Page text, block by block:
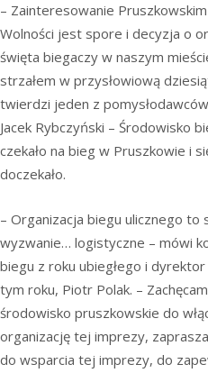
– Zainteresowanie
Wolności jest spore i decyzja o
święta biegaczy w naszym
strzałem w przysłowiową
twierdzi jeden z
Jacek Rybczyński – Środowisko
czekało na bieg w Pruszkowie i
doczekało.
– Organizacja biegu ulicznego to
wyzwanie… logistyczne – mówi
biegu z roku ubiegłego i
tym roku, Piotr Polak. –
środowisko pruszkowskie do
organizację tej imprezy,
do wsparcia tej imprezy, do